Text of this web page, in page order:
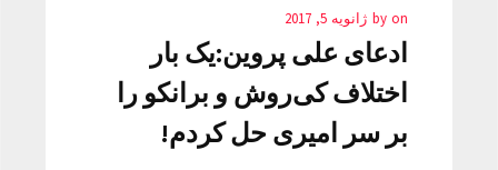
by on ژانویه 5, 2017
ادعای علی پروین:یک بار
اختلاف کی‌روش و برانکو را
بر سر امیری حل کردم!